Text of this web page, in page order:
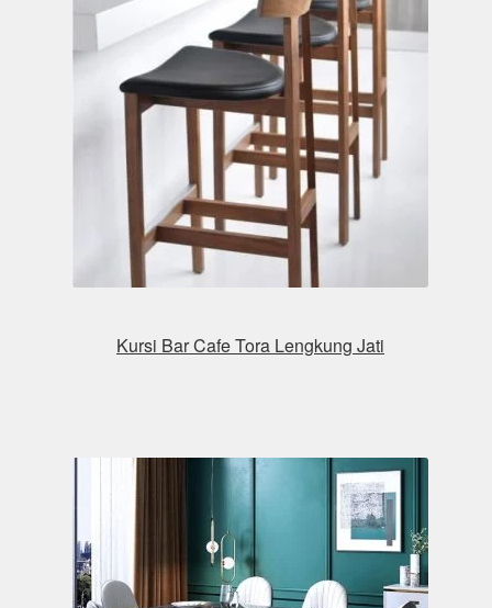
Kursi Bar Cafe Tora Lengkung Jati